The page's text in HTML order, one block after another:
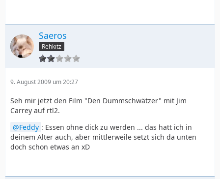
Saeros
Rehkitz
9. August 2009 um 20:27
Seh mir jetzt den Film "Den Dummschwätzer" mit Jim
Carrey auf rtl2.
Feddy : Essen ohne dick zu werden ... das hatt ich in
deinem Alter auch, aber mittlerweile setzt sich da unten
doch schon etwas an xD